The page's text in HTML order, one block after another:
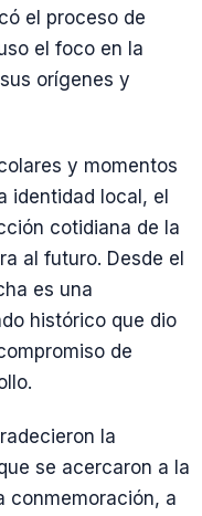
el proceso de
el foco en la
orígenes y
y momentos
identidad local, el
cotidiana de la
al futuro. Desde el
es una
histórico que dio
de
la
se acercaron a la
conmemoración, a